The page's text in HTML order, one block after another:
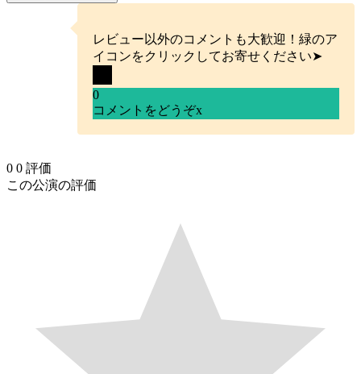
レビュー以外のコメントも大歓迎！緑のア
イコンをクリックしてお寄せください➤
0
コメントをどうぞx
0 0 評価
この公演の評価